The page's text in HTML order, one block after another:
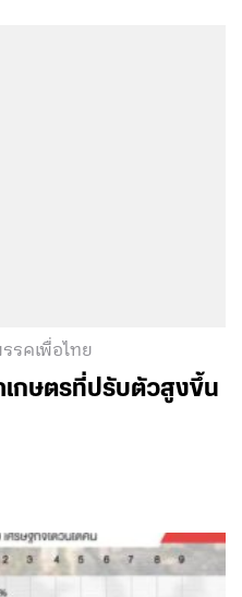
รคเพื่อไทย
กษตรที่ปรับตัวสูงขึ้น